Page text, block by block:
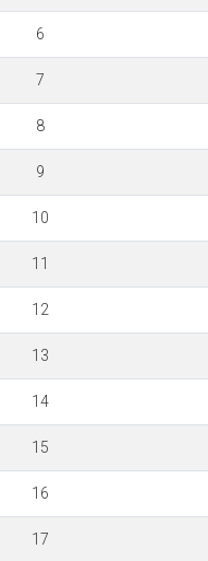
6
7
8
9
10
11
12
13
14
15
16
17